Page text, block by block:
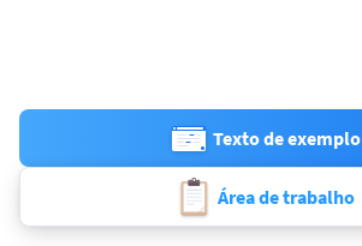
Texto de exemplo
Área de trabalho